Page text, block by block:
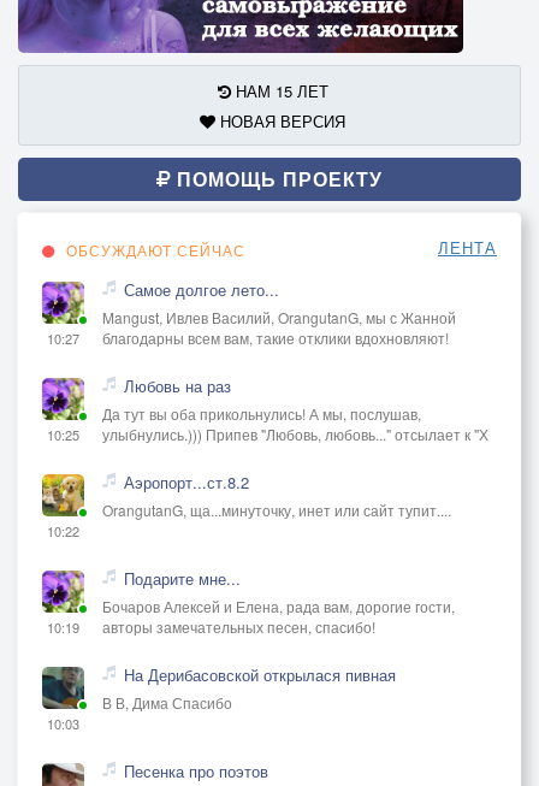
НАМ 15 ЛЕТ
НОВАЯ ВЕРСИЯ
ПОМОЩЬ ПРОЕКТУ
ОБСУЖДАЮТ СЕЙЧАС ЛЕНТА
10:27
Самое долгое лето...
Mangust, Ивлев Василий, OrangutanG, мы с Жанной
благодарны всем вам, такие отклики вдохновляют!
10:25
Любовь на раз
Да тут вы оба прикольнулись! А мы, послушав,
улыбнулись.))) Припев "Любовь, любовь..." отсылает к "Х
10:22
Аэропорт...ст.8.2
OrangutanG, ща...минуточку, инет или сайт тупит....
10:19
Подарите мне...
Бочаров Алексей и Елена, рада вам, дорогие гости,
авторы замечательных песен, спасибо!
10:03
На Дерибасовской открылася пивная
В В, Дима Спасибо
Песенка про поэтов